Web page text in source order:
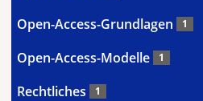
Open-Access-Grundlagen 1
Open-Access-Modelle 1
Rechtliches 1